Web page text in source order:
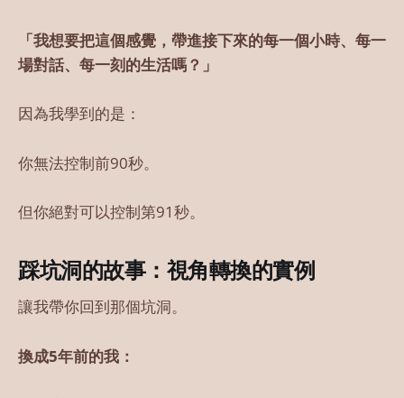
「我想要把這個感覺，帶進接下來的每一個小時、每一
場對話、每一刻的生活嗎？」
因為我學到的是：
你無法控制前90秒。
但你絕對可以控制第91秒。
踩坑洞的故事：視角轉換的實例
讓我帶你回到那個坑洞。
換成5年前的我：